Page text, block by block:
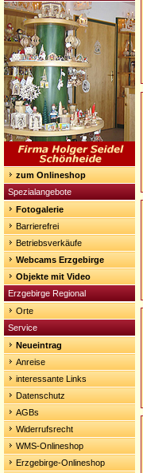
zum Onlineshop
Spezialangebote
Fotogalerie
Barrierefrei
Betriebsverkäufe
Webcams Erzgebirge
Objekte mit Video
Erzgebirge Regional
Orte
Service
Neueintrag
Anreise
interessante Links
Datenschutz
AGBs
Widerrufsrecht
WMS-Onlineshop
Erzgebirge-Onlineshop